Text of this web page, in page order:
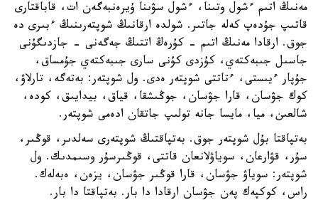
مەنىڭ اتىم ءشول وتىنا، ءشول سۋىنا ۇيرەنبەگەن ات، قاباقتارى
قاتىپ جۇدەپ كەلە جاتىر. شولدە ارقانىڭ شوپتەرىنىڭ ءبىرى دە
جوق. ارقادا مەنىڭ اتىم - كۇرەڭ اتتىڭ جەگەنى - جازدىگۇنى
جاسىل جىبەكتەي، كۇزدى كۇنى سارى جىبەكتەي جۇمساق،
جۇپار ءيىستى، ءتاتتى شوپتەر ەدى. ول شوپتەر: بەتەگە، تارلاۋ،
كوك جۋسان، قارا جۋسان، جوڭىشقا، قياق، بيدايىق، كودە،
شالعىن، ميا، مايسا جانە تولىپ جاتقان ادەمى شوپتەر.
بەتپاقتا بۇل شوپتەر جوق. بەتپاقتىڭ شوپتەرى سەلدىر، قوڭىر،
سۇر، قۋارعان، سوياۋلانعان قاتتى، قوڭىرسۇر وسىمدىك. ول
شوپتەر: سوياۋ جۋسان، قارا قوڭىر جۋسان، يزەن، ەبەلەك.
راس، كوكپەك پەن جۋسان ارقادا دا بار. بەتپاقتا دا بار.